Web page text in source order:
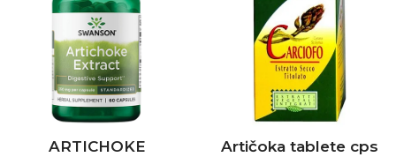
ARTICHOKE
Artičoka tablete cps